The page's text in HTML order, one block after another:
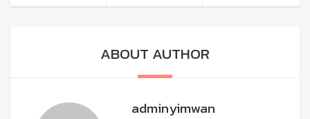
ABOUT AUTHOR
adminyimwan